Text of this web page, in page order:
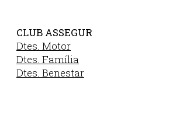
CLUB ASSEGUR
Dtes. Motor
Dtes. Família
Dtes. Benestar